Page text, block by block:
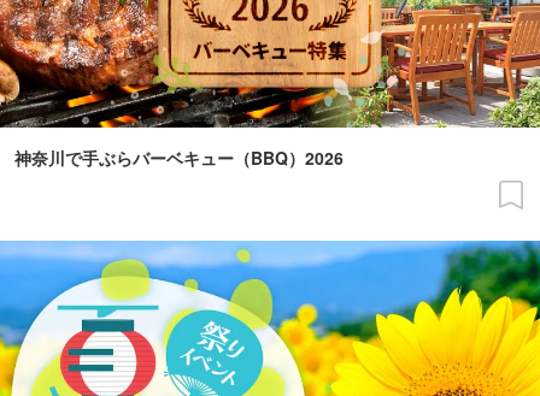
神奈川で手ぶらバーベキュー（BBQ）2026